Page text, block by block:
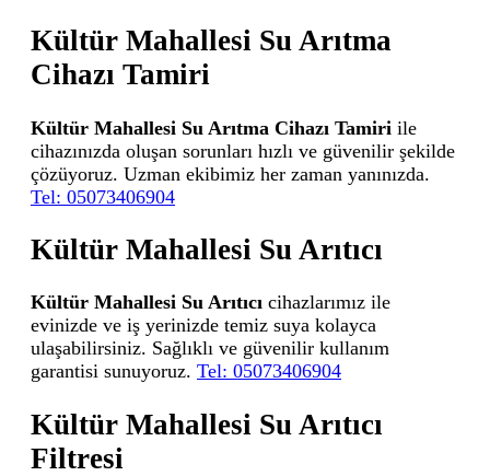
Kültür Mahallesi Su Arıtma
Cihazı Tamiri
Kültür Mahallesi Su Arıtma Cihazı Tamiri ile
cihazınızda oluşan sorunları hızlı ve güvenilir şekilde
çözüyoruz. Uzman ekibimiz her zaman yanınızda.
Tel: 05073406904
Kültür Mahallesi Su Arıtıcı
Kültür Mahallesi Su Arıtıcı cihazlarımız ile
evinizde ve iş yerinizde temiz suya kolayca
ulaşabilirsiniz. Sağlıklı ve güvenilir kullanım
garantisi sunuyoruz. Tel: 05073406904
Kültür Mahallesi Su Arıtıcı
Filtresi